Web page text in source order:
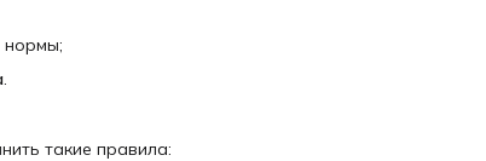
нормы;
такие правила: